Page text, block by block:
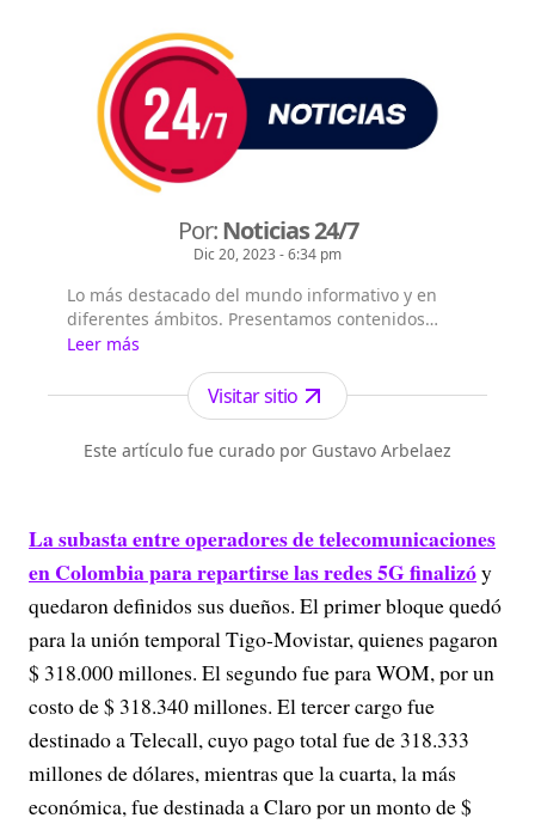
Por:Noticias 24/7
Dic 20, 2023 - 6:34 pm
Lo más destacado del mundo informativo y en
diferentes ámbitos. Presentamos contenidos
relevantes en el mundo digital, que acaparan la
atención de miles de usuarios en diferentes
plataformas.
Leer más
Visitar sitio
Este artículo fue curado por Gustavo Arbelaez
La subasta entre operadores de telecomunicaciones
en Colombia para repartirse las redes 5G finalizóy
quedaron definidos sus dueños. El primer bloque quedó
para la unión temporal Tigo-Movistar, quienes pagaron
$ 318.000 millones. El segundo fue para WOM, por un
costo de $ 318.340 millones. El tercer cargo fue
destinado a Telecall, cuyo pago total fue de 318.333
millones de dólares, mientras que la cuarta, la más
económica, fue destinada a Claro por un monto de $